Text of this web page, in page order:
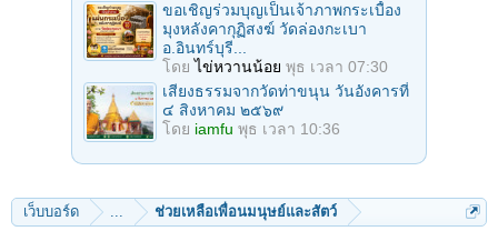
ขอเชิญร่วมบุญเป็นเจ้าภาพกระเบื้อง
มุงหลังคากุฏิสงฆ์ วัดล่องกะเบา
อ.อินทร์บุรี...
โดยไข่หวานน้อย พุธ เวลา 07:30
เสียงธรรมจากวัดท่าขนุน วันอังคารที่
๔ สิงหาคม ๒๕๖๙
โดย iamfu พุธ เวลา 10:36
เว็บบอร์ด ... ช่วยเหลือเพื่อนมนุษย์และสัตว์